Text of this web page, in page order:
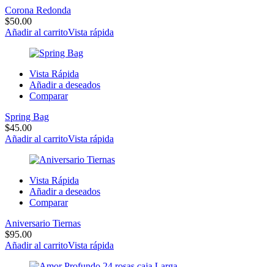
Corona Redonda
$50.00
Añadir al carritoVista rápida
Vista Rápida
Añadir a deseados
Comparar
Spring Bag
$45.00
Añadir al carritoVista rápida
Vista Rápida
Añadir a deseados
Comparar
Aniversario Tiernas
$95.00
Añadir al carritoVista rápida